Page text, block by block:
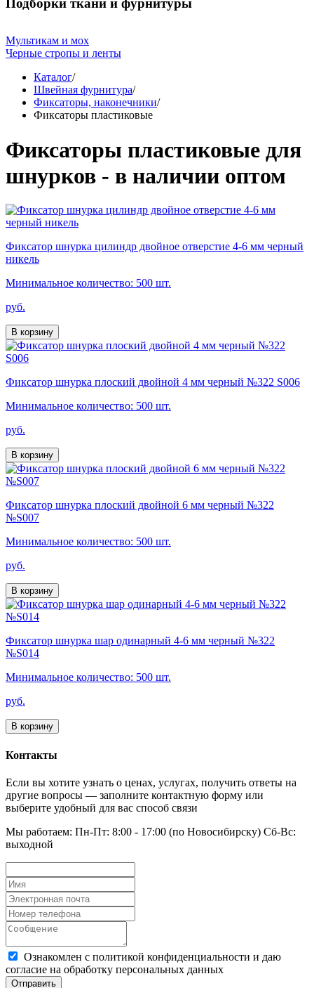
Подборки ткани и фурнитуры
Мультикам и мох
Черные стропы и ленты
Каталог/
Швейная фурнитура/
Фиксаторы, наконечники/
Фиксаторы пластиковые
Фиксаторы пластиковые для
шнурков - в наличии оптом
Фиксатор шнурка цилиндр двойное отверстие 4-6 мм черный
никель
Минимальное количество: 500 шт.
руб.
В корзину
Фиксатор шнурка плоский двойной 4 мм черный №322 S006
Минимальное количество: 500 шт.
руб.
В корзину
Фиксатор шнурка плоский двойной 6 мм черный №322
№S007
Минимальное количество: 500 шт.
руб.
В корзину
Фиксатор шнурка шар одинарный 4-6 мм черный №322
№S014
Минимальное количество: 500 шт.
руб.
В корзину
Контакты
Если вы хотите узнать о ценах, услугах, получить ответы на
другие вопросы — заполните контактную форму или
выберите удобный для вас способ связи
Мы работаем: Пн-Пт: 8:00 - 17:00 (по Новосибирску) Сб-Вс:
выходной
Ознакомлен с политикой конфиденциальности и даю
согласие на обработку персональных данных
Отправить